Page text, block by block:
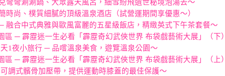
彎彎涮涮鍋、大眾露天風呂，細雪紛飛遺世秘境泡湯去～
時尚、樸質細膩的頂級溫泉酒店（試營運期間享優惠～）
融合中式典雅與歐風富麗的五星級飯店，精緻英式下午茶套餐～
區 ─ 霹靂迷一生必看「霹靂奇幻武俠世界 布袋戲藝術大展」（下）
1夜小旅行 ─ 品嚐溫泉美食，遊覽溫泉公園～
區 ─ 霹靂迷一生必看「霹靂奇幻武俠世界 布袋戲藝術大展」（上）
可調式髕骨加壓帶，提供運動時膝蓋的最佳保護～